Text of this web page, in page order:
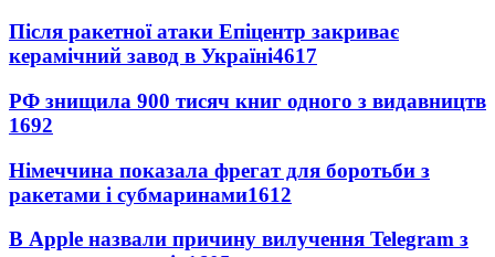
Після ракетної атаки Епіцентр закриває
керамічний завод в Україні4617
РФ знищила 900 тисяч книг одного з видавництв
1692
Німеччина показала фрегат для боротьби з
ракетами і субмаринами1612
В Apple назвали причину вилучення Telegram з